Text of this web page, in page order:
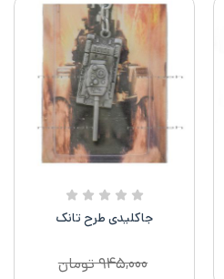
جاکلیدی طرح تانک
۹۴۵,۰۰۰تومان